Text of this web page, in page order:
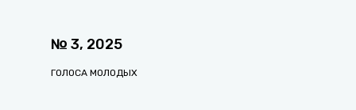
№ 3, 2025
ГОЛОСА МОЛОДЫХ